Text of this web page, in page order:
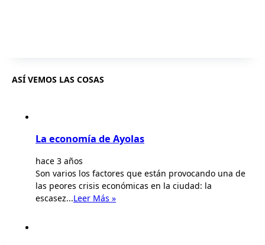
ASÍ VEMOS LAS COSAS
La economía de Ayolas
hace 3 años
Son varios los factores que están provocando una de
las peores crisis económicas en la ciudad: la
escasez...Leer Más »